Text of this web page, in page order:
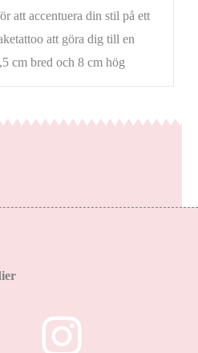
att accentuera din stil på ett
att göra dig till en
cm bred och 8 cm hög